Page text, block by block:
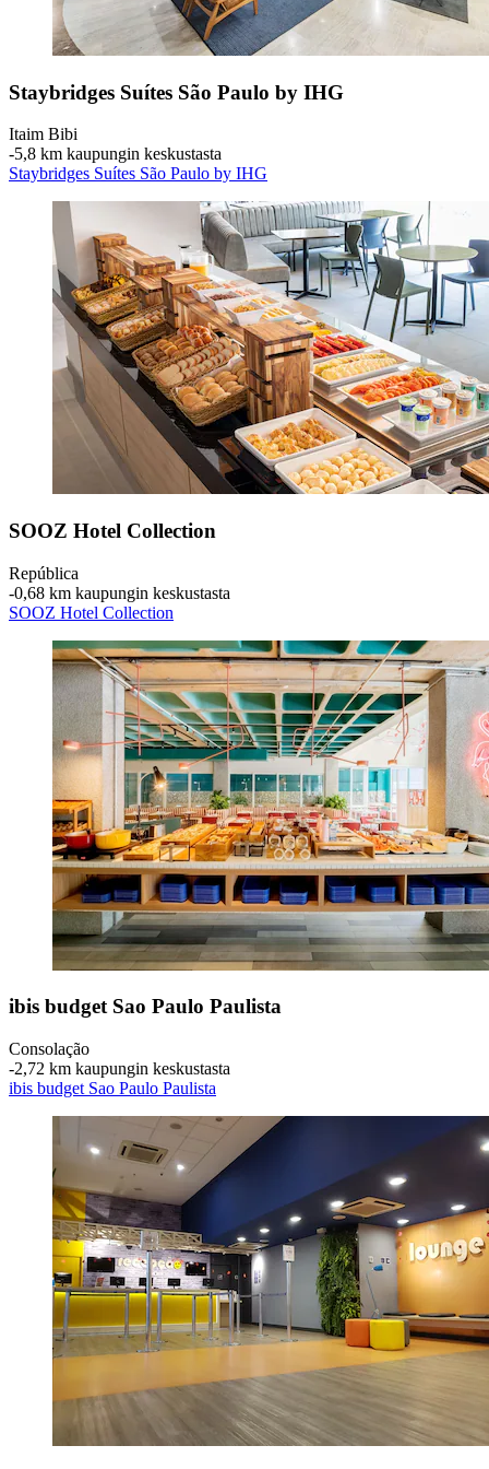
Staybridges Suítes São Paulo by IHG
Itaim Bibi
‐5,8 km kaupungin keskustasta
Staybridges Suítes São Paulo by IHG
SOOZ Hotel Collection
República
‐0,68 km kaupungin keskustasta
SOOZ Hotel Collection
ibis budget Sao Paulo Paulista
Consolação
‐2,72 km kaupungin keskustasta
ibis budget Sao Paulo Paulista